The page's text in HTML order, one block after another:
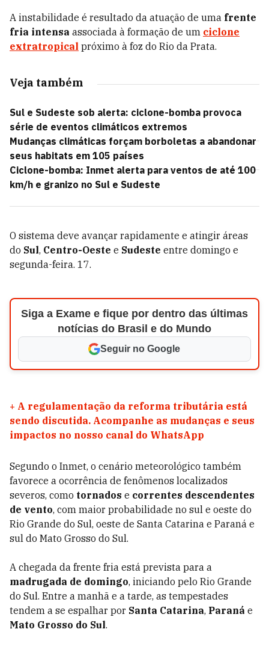
A instabilidade é resultado da atuação de uma frente
fria intensa associada à formação de um ciclone
extratropical próximo à foz do Rio da Prata.
Veja também
Sul e Sudeste sob alerta: ciclone-bomba provoca
série de eventos climáticos extremos
Mudanças climáticas forçam borboletas a abandonar
seus habitats em 105 países
Ciclone-bomba: Inmet alerta para ventos de até 100
km/h e granizo no Sul e Sudeste
O sistema deve avançar rapidamente e atingir áreas
do Sul, Centro-Oeste e Sudeste entre domingo e
segunda-feira. 17.
Siga a Exame e fique por dentro das últimas
notícias do Brasil e do Mundo
Seguir no Google
+ A regulamentação da reforma tributária está
sendo discutida. Acompanhe as mudanças e seus
impactos no nosso canal do WhatsApp
Segundo o Inmet, o cenário meteorológico também
favorece a ocorrência de fenômenos localizados
severos, como tornados e correntes descendentes
de vento, com maior probabilidade no sul e oeste do
Rio Grande do Sul, oeste de Santa Catarina e Paraná e
sul do Mato Grosso do Sul.
A chegada da frente fria está prevista para a
madrugada de domingo, iniciando pelo Rio Grande
do Sul. Entre a manhã e a tarde, as tempestades
tendem a se espalhar por Santa Catarina, Paraná e
Mato Grosso do Sul.